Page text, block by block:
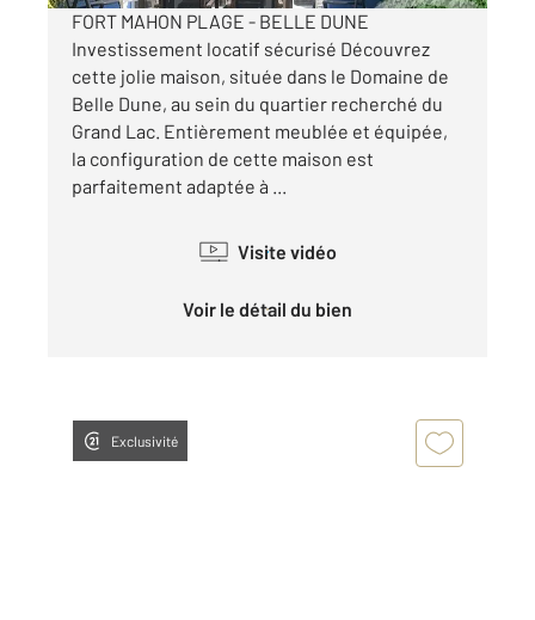
FORT MAHON PLAGE - BELLE DUNE
Investissement locatif sécurisé Découvrez
cette jolie maison, située dans le Domaine de
Belle Dune, au sein du quartier recherché du
Grand Lac. Entièrement meublée et équipée,
la configuration de cette maison est
parfaitement adaptée à ...
Visite vidéo
Voir le détail du bien
Exclusivité